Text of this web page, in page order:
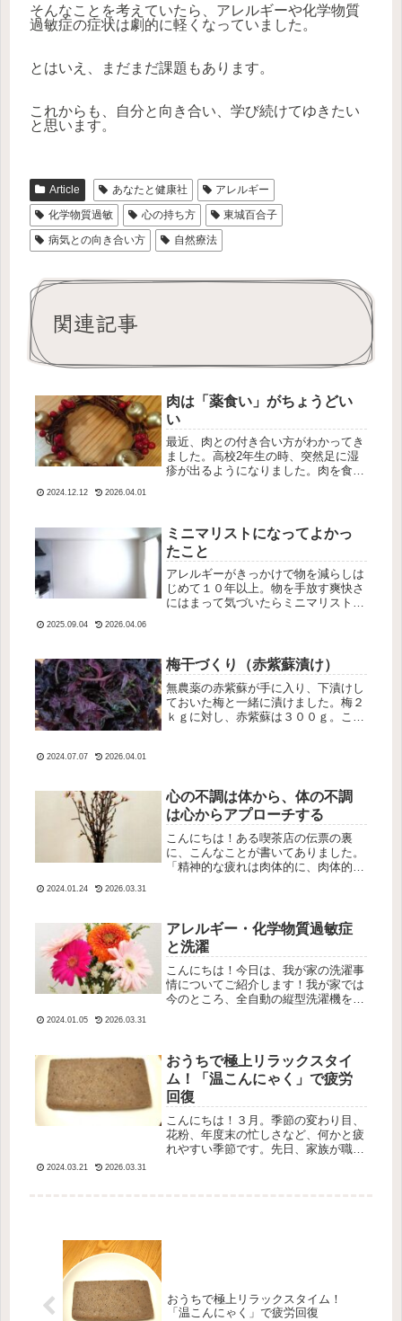
そんなことを考えていたら、アレルギーや化学物質
過敏症の症状は劇的に軽くなっていました。
とはいえ、まだまだ課題もあります。
これからも、自分と向き合い、学び続けてゆきたい
と思います。
Article あなたと健康社
アレルギー
化学物質過敏
心の持ち方
東城百合子
病気との向き合い方
自然療法
関連記事
肉は「薬食い」がちょうどい
い
最近、肉との付き合い方がわかってき
ました。高校2年生の時、突然足に湿
疹が出るようになりました。肉を食べ
いたし、何となくその後も肉を食べ続
けま...
2024.12.12 2026.04.01
ミニマリストになってよかっ
たこと
アレルギーがきっかけで物を減らしは
じめて１０年以上。物を手放す爽快さ
にはまって気づいたらミニマリストに
ても思考がシンプルになりました。部
屋...
2025.09.04 2026.04.06
梅干づくり（赤紫蘇漬け）
無農薬の赤紫蘇が手に入り、下漬けし
ておいた梅と一緒に漬けました。梅２
ｋｇに対し、赤紫蘇は３００ｇ。こち
絞り...
2024.07.07 2026.04.01
心の不調は体から、体の不調
は心からアプローチする
こんにちは！ある喫茶店の伝票の裏
に、こんなことが書いてありました。
「精神的な疲れは肉体的に、肉体的な
ですが体調不良で断念しました。また
会え...
2024.01.24 2026.03.31
アレルギー・化学物質過敏症
と洗濯
こんにちは！今日は、我が家の洗濯事
情についてご紹介します！我が家では
今のところ、全自動の縦型洗濯機を使
ある梅雨の日、合成洗剤で洗った靴下
を...
2024.01.05 2026.03.31
おうちで極上リラックスタイ
ム！「温こんにゃく」で疲労
回復
こんにちは！３月。季節の変わり目、
花粉、年度末の忙しさなど、何かと疲
れやすい季節です。先日、家族が職場
2024.03.21 2026.03.31
おうちで極上リラックスタイム！
「温こんにゃく」で疲労回復